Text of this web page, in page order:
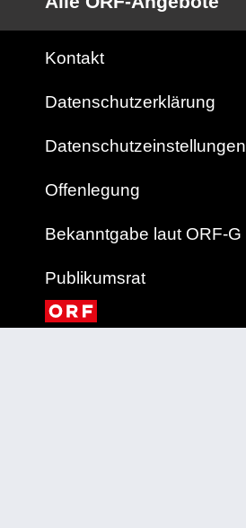
Kontakt
Datenschutzerklärung
Datenschutzeinstellungen
Offenlegung
Bekanntgabe laut ORF-G
Publikumsrat